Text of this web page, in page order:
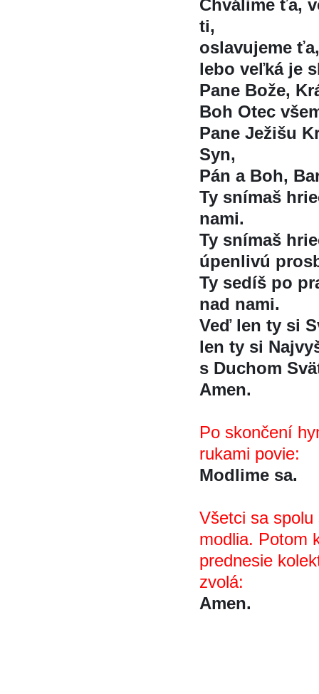
Chválime ťa,
ti,
oslavujeme
lebo veľká je
Pane Bože,
Boh Otec
Pane Ježišu
Syn,
Pán a Boh,
Ty snímaš
nami.
Ty snímaš
úpenlivú
Ty sedíš po
nad nami.
Veď len ty si
len ty si
s Duchom
Amen.
Po skončení
rukami povie:
Modlime sa.
Všetci sa
modlia. Potom
prednesie
zvolá:
Amen.